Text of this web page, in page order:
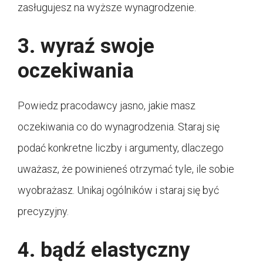
zasługujesz na wyższe wynagrodzenie.
3. wyraź swoje
oczekiwania
Powiedz pracodawcy jasno, jakie masz
oczekiwania co do wynagrodzenia. Staraj się
podać konkretne liczby i argumenty, dlaczego
uważasz, że powinieneś otrzymać tyle, ile sobie
wyobrażasz. Unikaj ogólników i staraj się być
precyzyjny.
4. bądź elastyczny